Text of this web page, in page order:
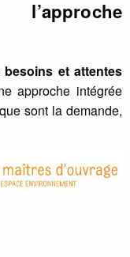
et attentes
approche intégrée
sont la demande,